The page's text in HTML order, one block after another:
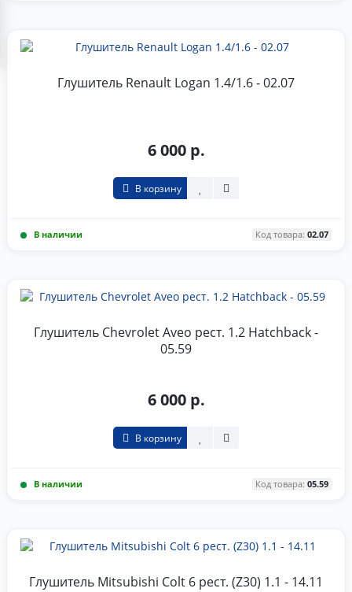
Глушитель Renault Logan 1.4/1.6 - 02.07
6 000 р.
В корзину
В наличии Код товара: 02.07
Глушитель Chevrolet Aveo рест. 1.2 Hatchback -
05.59
6 000 р.
В корзину
В наличии Код товара: 05.59
Глушитель Mitsubishi Colt 6 рест. (Z30) 1.1 - 14.11